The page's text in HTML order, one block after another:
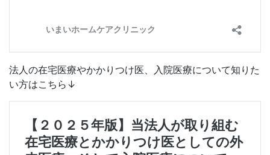
法人の在宅医療やかかりつけ医、入院医療について知りた
い方はこちら↓